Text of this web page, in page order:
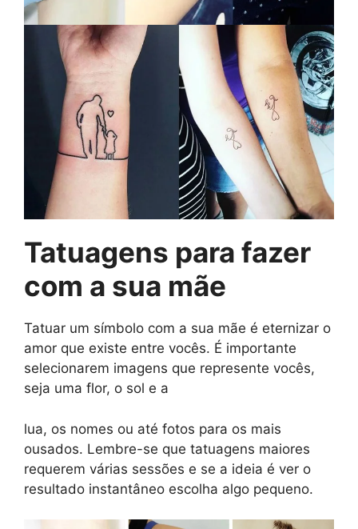
Tatuagens para fazer
com a sua mãe
Tatuar um símbolo com a sua mãe é eternizar o
amor que existe entre vocês. É importante
selecionarem imagens que represente vocês,
seja uma flor, o sol e a
lua, os nomes ou até fotos para os mais
ousados. Lembre-se que tatuagens maiores
requerem várias sessões e se a ideia é ver o
resultado instantâneo escolha algo pequeno.